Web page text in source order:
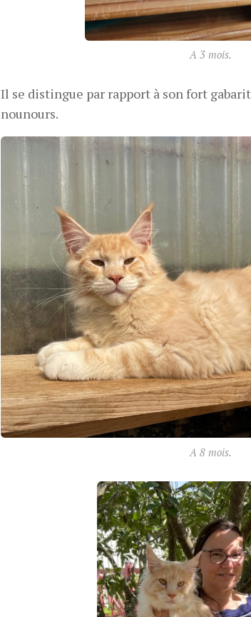
A 3 mois.
Il se distingue par rapport à son fort
nounours.
A 8 mois.